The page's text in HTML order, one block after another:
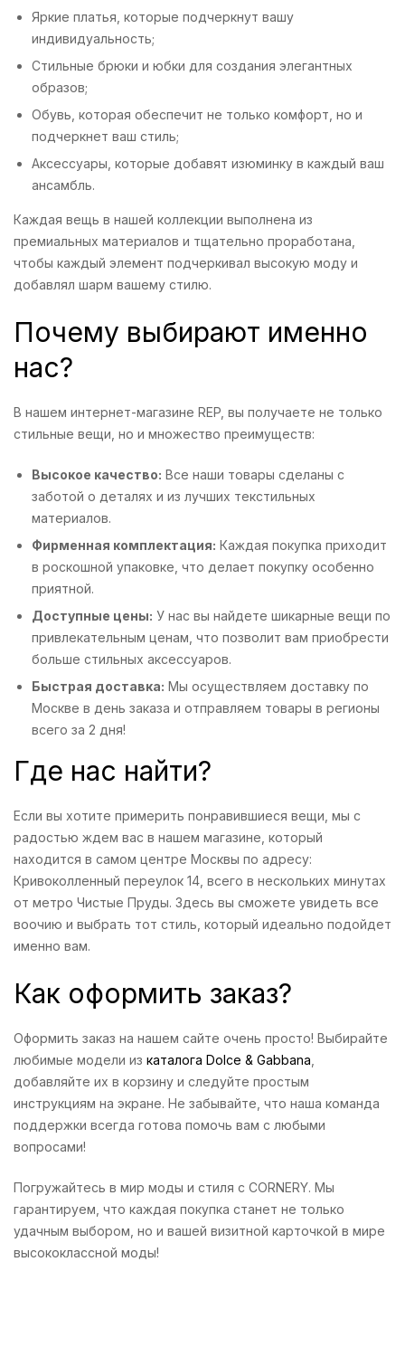
Яркие платья, которые подчеркнут вашу
индивидуальность;
Стильные брюки и юбки для создания элегантных
образов;
Обувь, которая обеспечит не только комфорт, но и
подчеркнет ваш стиль;
Аксессуары, которые добавят изюминку в каждый ваш
ансамбль.
Каждая вещь в нашей коллекции выполнена из
премиальных материалов и тщательно проработана,
чтобы каждый элемент подчеркивал высокую моду и
добавлял шарм вашему стилю.
Почему выбирают именно
нас?
В нашем интернет-магазине REP, вы получаете не только
стильные вещи, но и множество преимуществ:
Высокое качество: Все наши товары сделаны с
заботой о деталях и из лучших текстильных
материалов.
Фирменная комплектация: Каждая покупка приходит
в роскошной упаковке, что делает покупку особенно
приятной.
Доступные цены: У нас вы найдете шикарные вещи по
привлекательным ценам, что позволит вам приобрести
больше стильных аксессуаров.
Быстрая доставка: Мы осуществляем доставку по
Москве в день заказа и отправляем товары в регионы
всего за 2 дня!
Где нас найти?
Если вы хотите примерить понравившиеся вещи, мы с
радостью ждем вас в нашем магазине, который
находится в самом центре Москвы по адресу:
Кривоколленный переулок 14, всего в нескольких минутах
от метро Чистые Пруды. Здесь вы сможете увидеть все
воочию и выбрать тот стиль, который идеально подойдет
именно вам.
Как оформить заказ?
Оформить заказ на нашем сайте очень просто! Выбирайте
любимые модели из каталога Dolce & Gabbana
добавляйте их в корзину и следуйте простым
инструкциям на экране. Не забывайте, что наша команда
поддержки всегда готова помочь вам с любыми
вопросами!
Погружайтесь в мир моды и стиля с CORNERY. Мы
гарантируем, что каждая покупка станет не только
удачным выбором, но и вашей визитной карточкой в мире
высококлассной моды!